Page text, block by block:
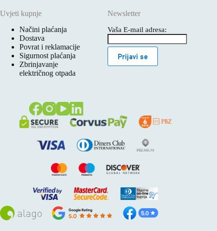
Uvjeti kupnje
Načini plaćanja
Dostava
Povrat i reklamacije
Sigurnost plaćanja
Zbrinjavanje
električnog otpada
Newsletter
Vaša E-mail adresa:
Prijavi se